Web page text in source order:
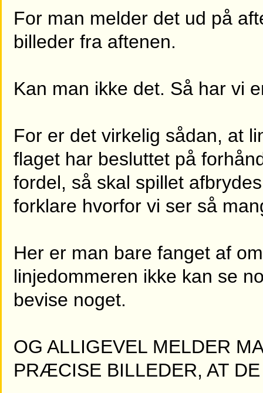
For man melder det ud på
billeder fra aftenen.
Kan man ikke det. Så har vi
For er det virkelig sådan, at
flaget har besluttet på
fordel, så skal spillet
forklare hvorfor vi ser så
Her er man bare fanget af
linjedommeren ikke kan se
bevise noget.
OG ALLIGEVEL MELDER
PRÆCISE BILLEDER, AT